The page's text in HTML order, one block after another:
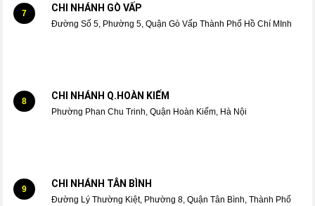
7 CHI NHÁNH GÒ VẤP
Đường Số 5, Phường 5, Quận Gò Vấp Thành Phố Hồ Chí MInh
8 CHI NHÁNH Q.HOÀN KIẾM
Phường Phan Chu Trinh, Quận Hoàn Kiếm, Hà Nội
9 CHI NHÁNH TÂN BÌNH
Đường Lý Thường Kiệt, Phường 8, Quận Tân Bình, Thành Phố